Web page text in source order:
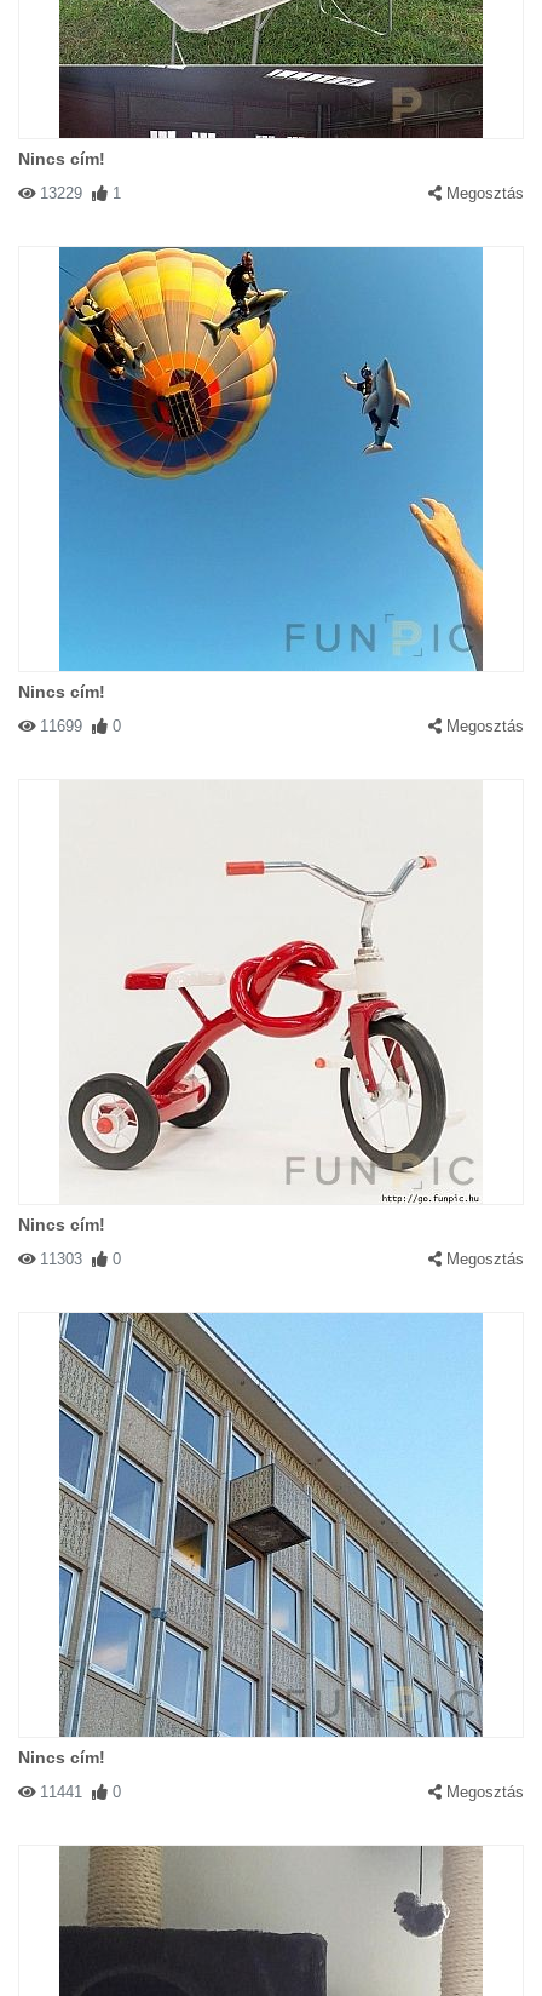
Nincs cím!
13229 1 Megosztás
Nincs cím!
11699 0 Megosztás
Nincs cím!
11303 0 Megosztás
Nincs cím!
11441 0 Megosztás